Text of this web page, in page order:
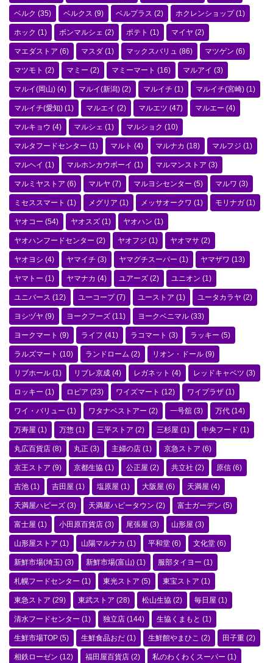
ベルク (35) ベルクス (9) ベルプラス (2) ホクレンショップ(1)
ホック (1) ボンマルシェ (2) ポテト (1) マイヤ (2)
マエダストア (6) マスダ (1) マックスバリュ (86) マツゲン (6)
マツモト (2) マミー (2) マミーマート (16) マルアイ (3)
マルイ(岡山) (4) マルイ(新潟) (2) マルイチ (1) マルイチ(宮崎) (1)
マルイチ(愛知) (1) マルエイ (2) マルエツ (47) マルエー (4)
マルキョウ (4) マルシェ (1) マルショク (10)
マルタフードセンター (1) マルト (4) マルナカ (18) マルフジ (1)
マルヘイ (1) マルホンカウボーイ (1) マルマンストア (3)
マルミヤストア (6) マルヤ (7) マルヨシセンター (5) マルワ (3)
ミセススマート (1) メグリア (1) メッサオークワ (1) モリナガ (1)
ヤオコー (54) ヤオスズ (1) ヤオハン (1)
ヤオハンフードセンター (2) ヤオフジ (1) ヤオマサ (2)
ヤオヨシ (4) ヤマイチ (3) ヤマグチスーパー (1) ヤマザワ (13)
ヤマトー (1) ヤマナカ (4) ユアーズ (2) ユニオン (1)
ユニバース (12) ユーコープ(7) ユーストア (1) ユータカラヤ (2)
ヨシヅヤ (9) ヨークフーズ (11) ヨークベニマル (33)
ヨークマート (9) ライフ (41) ラコマート (3) ラッキー (5)
ラルズマート (10) ランドローム (2) リオン・ドール (9)
リブホール (1) リブレ京成 (4) レガネット (4) レッドキャベツ (3)
ロッキー (1) ロピア (23) ワイズマート (12) ワイプラザ (1)
ワイ・バリュー (1) ワタナベストアー (2) 一号舘 (3) 万代 (14)
万寿屋 (1) 万惣 (1) 三平ストア (2) 三杉屋 (1) 中央フード (1)
丸広百貨店 (8) 丸正 (3) 主婦の店 (1) 京急ストア (6)
京王ストア (9) 京都生協 (1) 公正屋 (2) 共立社 (2) 原信 (6)
吉池 (1) 吉田屋 (1) 塩原屋 (1) 大阪屋 (6) 天満屋 (4)
天満屋ハピーズ (3) 天満屋ハピータウン (2) 富士ガーデン (5)
富士屋 (1) 小田原百貨店 (3) 尾張屋 (3) 山形屋 (3)
山形屋ストア (1) 山陽マルナカ (1) 平和堂 (6) 文化堂 (6)
新鮮市場(埼玉) (3) 新鮮市場(富山) (1) 服部タイヨー (1)
札幌フードセンター (1) 東光ストア (5) 東宝ストア (1)
東急ストア (29) 東武ストア (28) 松山生協 (2) 毎日屋 (1)
清水フードセンター (1) 独立店 (144) 生協くまもと (1)
生鮮市場TOP (5) 生鮮食品おだ (1) 生鮮館やまひこ (2) 田子重 (2)
相鉄ローゼン (12) 福田屋百貨店 (2) 私のわくわくスーパー (1)